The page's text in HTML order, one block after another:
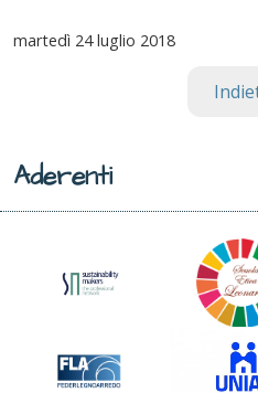
martedì 24 luglio 2018
Aderenti